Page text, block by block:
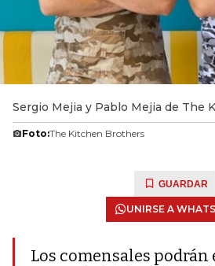
Sergio Mejia y Pablo Mejia de The
Foto:The Kitchen Brothers
GUARDAR
UNIRSE A
Los comensales